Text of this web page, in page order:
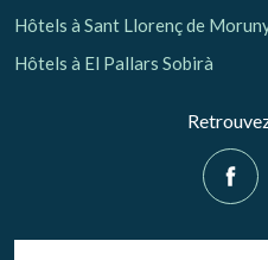
Hôtels à Sant Llorenç de
Hôtels à El Pallars Sobirà